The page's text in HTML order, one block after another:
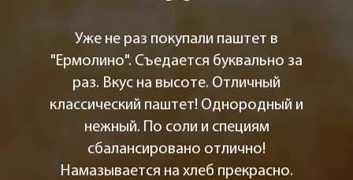
Уже не раз покупали паштет в
"Ермолино". Съедается буквально за
раз. Вкус на высоте. Отличный
классический паштет! Однородный и
нежный. По соли и специям
сбалансировано отлично!
Намазывается на хлеб прекрасно.